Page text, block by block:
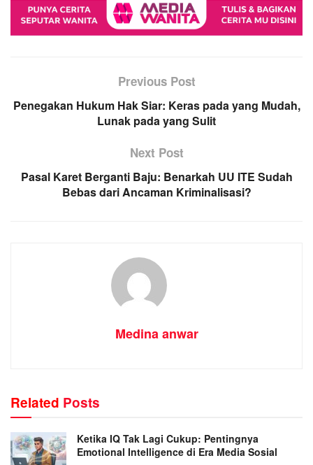
Previous Post
Penegakan Hukum Hak Siar: Keras pada yang Mudah,
Lunak pada yang Sulit
Next Post
Pasal Karet Berganti Baju: Benarkah UU ITE Sudah
Bebas dari Ancaman Kriminalisasi?
Medina anwar
Related Posts
Ketika IQ Tak Lagi Cukup: Pentingnya
Emotional Intelligence di Era Media Sosial